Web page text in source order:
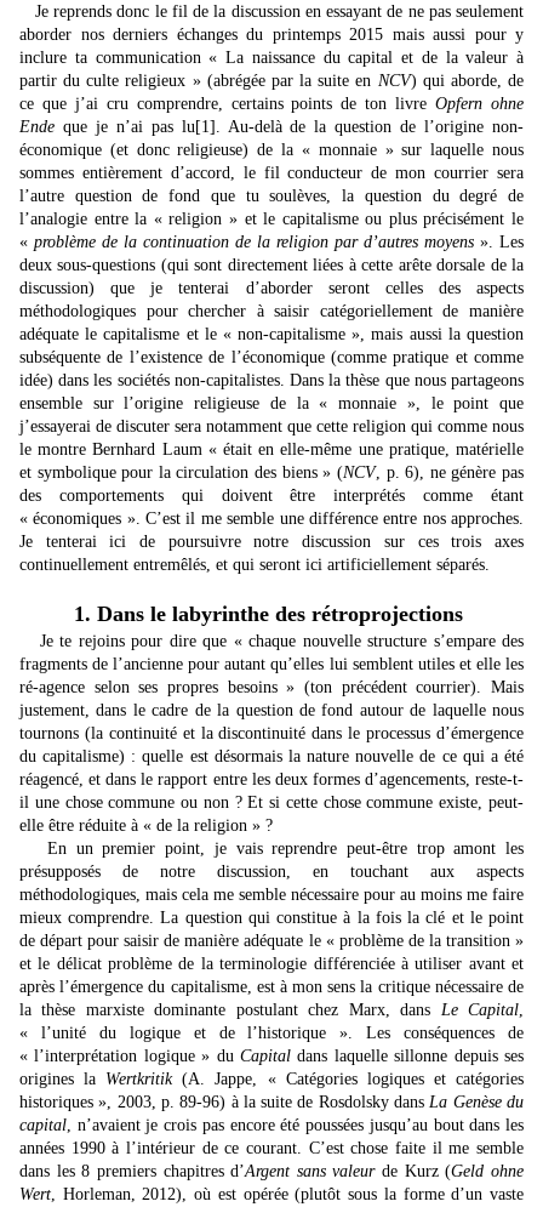
Je reprends donc le fil de la discussion en essayant de ne pas seulement
aborder nos derniers échanges du printemps 2015 mais aussi pour y
inclure ta communication « La naissance du capital et de la valeur à
partir du culte religieux » (abrégée par la suite en NCV) qui aborde, de
ce que j’ai cru comprendre, certains points de ton livreOpfern ohne
Ende que je n’ai pas lu[1] . Au-delà de la question de l’origine non-
économique (et donc religieuse) de la « monnaie » sur laquelle nous
sommes entièrement d’accord, le fil conducteur de mon courrier sera
l’autre question de fond que tu soulèves, la question du degré de
l’analogie entre la « religion » et le capitalisme ou plus précisément le
« problème de la continuation de la religion par d’autres moyens ». Les
deux sous-questions (qui sont directement liées à cette arête dorsale de la
discussion) que je tenterai d’aborder seront celles des aspects
méthodologiques pour chercher à saisir catégoriellement de manière
adéquate le capitalisme et le « non-capitalisme », mais aussi la question
subséquente de l’existence de l’économique (comme pratique et comme
idée) dans les sociétés non-capitalistes. Dans la thèse que nous partageons
ensemble sur l’origine religieuse de la « monnaie », le point que
j’essayerai de discuter sera notamment que cette religion qui comme nous
le montre Bernhard Laum « était en elle-même une pratique, matérielle
et symbolique pour la circulation des biens » (NCV, p. 6), ne génère pas
des comportements qui doivent être interprétés comme étant
« économiques ». C’est il me semble une différence entre nos approches.
Je tenterai ici de poursuivre notre discussion sur ces trois axes
continuellement entremêlés, et qui seront ici artificiellement séparés.
1. Dans le labyrinthe des rétroprojections
Je te rejoins pour dire que « chaque nouvelle structure s’empare des
fragments de l’ancienne pour autant qu’elles lui semblent utiles et elle les
ré-agence selon ses propres besoins » (ton précédent courrier). Mais
justement, dans le cadre de la question de fond autour de laquelle nous
tournons (la continuité et la discontinuité dans le processus d’émergence
du capitalisme) : quelle est désormais la nature nouvelle de ce qui a été
réagencé, et dans le rapport entre les deux formes d’agencements, reste-t-
il une chose commune ou non ? Et si cette chose commune existe, peut-
elle être réduite à « de la religion » ?
En un premier point, je vais reprendre peut-être trop amont les
présupposés de notre discussion, en touchant aux aspects
méthodologiques, mais cela me semble nécessaire pour au moins me faire
mieux comprendre. La question qui constitue à la fois la clé et le point
de départ pour saisir de manière adéquate le « problème de la transition »
et le délicat problème de la terminologie différenciée à utiliser avant et
après l’émergence du capitalisme, est à mon sens la critique nécessaire de
la thèse marxiste dominante postulant chez Marx, dans Le Capital,
« l’unité du logique et de l’historique ». Les conséquences de
« l’interprétation logique » du Capital dans laquelle sillonne depuis ses
origines la Wertkritik(A. Jappe, « Catégories logiques et catégories
historiques », 2003, p. 89-96) à la suite de Rosdolsky dansLa Genèse du
capital, n’avaient je crois pas encore été poussées jusqu’au bout dans les
années 1990 à l’intérieur de ce courant. C’est chose faite il me semble
dans les 8 premiers chapitres d’Argent sans valeurde Kurz (Geld ohne
Wert, Horleman, 2012), où est opérée (plutôt sous la forme d’un vaste